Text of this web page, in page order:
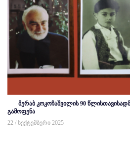
მერაბ კოკოჩაშვილის 90
გამოფენა
22 / სექტემბერი 2025